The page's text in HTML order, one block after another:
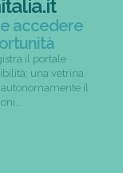
accedere
il portale
una vetrina
autonomamente il